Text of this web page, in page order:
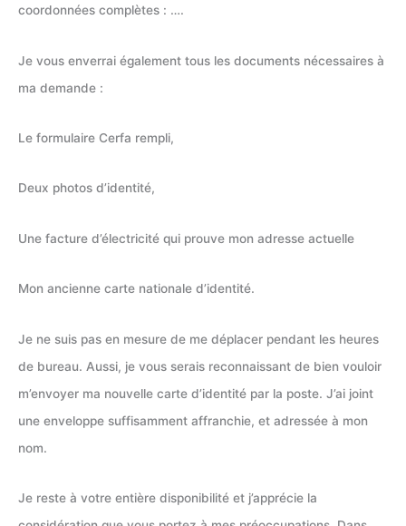
coordonnées complètes : ….
Je vous enverrai également tous les documents nécessaires à
ma demande :
Le formulaire Cerfa rempli,
Deux photos d’identité,
Une facture d’électricité qui prouve mon adresse actuelle
Mon ancienne carte nationale d’identité.
Je ne suis pas en mesure de me déplacer pendant les heures
de bureau. Aussi, je vous serais reconnaissant de bien vouloir
m’envoyer ma nouvelle carte d’identité par la poste. J’ai joint
une enveloppe suffisamment affranchie, et adressée à mon
nom.
Je reste à votre entière disponibilité et j’apprécie la